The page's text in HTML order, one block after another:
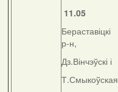
11.05
Бераставіцкі
р-н,
Дз.Вінчэўскі і
Т.Смыкоўская